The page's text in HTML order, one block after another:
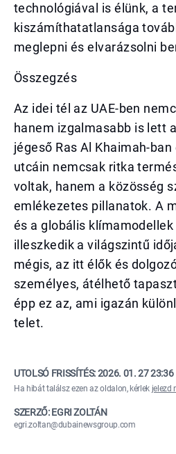
technológiával is élünk, a
kiszámíthatatlansága
meglepni és elvarázsolni
Összegzés
Az idei tél az UAE-ben
hanem izgalmasabb is lett
jégeső Ras Al Khaimah-ban
utcáin nemcsak ritka
voltak, hanem a közösség
emlékezetes pillanatok. A
és a globális
illeszkedik a világszintű
mégis, az itt élők és
személyes, átélhető
épp ez az, ami igazán
telet.
UTOLSÓ FRISSÍTÉS:2026. 01. 27 23:36
Ha hibát találsz ezen az oldalon, kérlek jelezd
SZERZŐ: EGRI ZOLTÁN
egri.zoltan@dubainewsgroup.com